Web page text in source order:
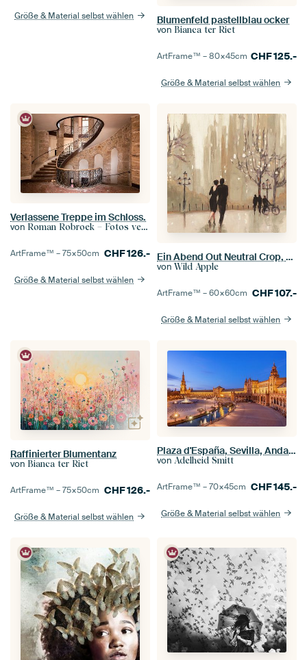
Größe & Material selbst wählen Blumenfeld pastellblau ocker
von Bianca ter Riet
ArtFrame™ –80×45cm CHF125.-
Größe & Material selbst wählen
Verlassene Treppe im Schloss.
von Roman Robroek – Fotos verlassener Gebäude
ArtFrame™ –75×50cm CHF126.-
Größe & Material selbst wählen
Ein Abend Out Neutral Crop, Julia Purinton
von Wild Apple
ArtFrame™ –60×60cm CHF107.-
Größe & Material selbst wählen
Raffinierter Blumentanz
von Bianca ter Riet
ArtFrame™ –75×50cm CHF126.-
Größe & Material selbst wählen
Plaza d'España, Sevilla, Andalusien, Spanien
von Adelheid Smitt
ArtFrame™ –70×45cm CHF145.-
Größe & Material selbst wählen